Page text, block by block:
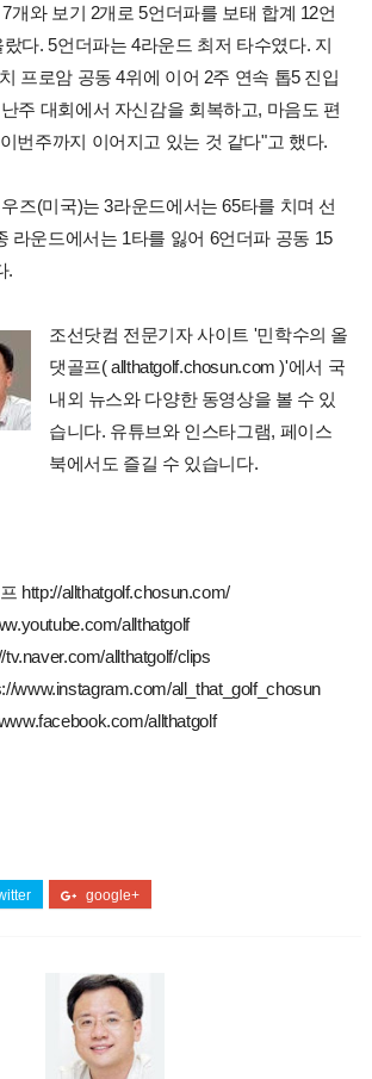
개와 보기 2개로 5언더파를 보태 합계 12언
다. 5언더파는 4라운드 최저 타수였다. 지
프로암 공동 4위에 이어 2주 연속 톱5 진입
주 대회에서 자신감을 회복하고, 마음도 편
번주까지 이어지고 있는 것 같다"고 했다.
우즈(미국)는 3라운드에서는 65타를 치며 선
라운드에서는 1타를 잃어 6언더파 공동 15
.
조선닷컴 전문기자 사이트 '민학수의 올
댓골프( allthatgolf.chosun.com )'에서 국
내외 뉴스와 다양한 동영상을 볼 수 있
습니다. 유튜브와 인스타그램, 페이스
북에서도 즐길 수 있습니다.
http://allthatgolf.chosun.com/
allthatgolf
allthatgolf/clips
www.instagram.com/all_that_golf_chosun
allthatgolf
google+